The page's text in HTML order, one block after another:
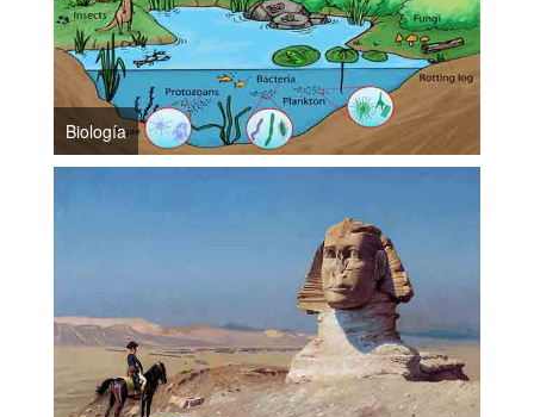
Biología